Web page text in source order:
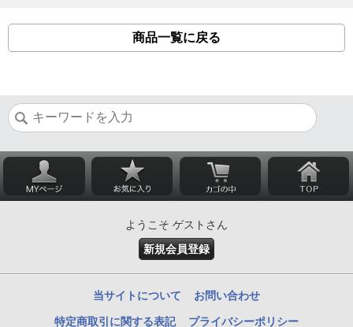
商品一覧に戻る
ようこそ ゲストさん
新規会員登録
当サイトについて お問い合わせ
特定商取引に関する表記 プライバシーポリシー